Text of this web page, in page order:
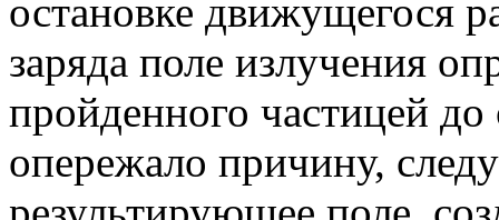
остановке движущегося
заряда поле излучения
пройденного частицей
опережало причину,